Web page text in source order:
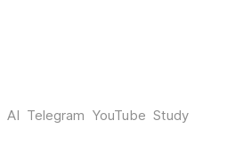
AI Telegram YouTube Study